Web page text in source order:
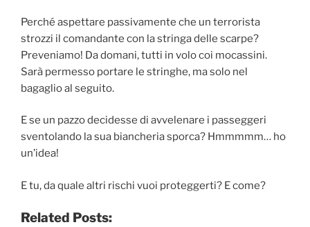
Perché aspettare passivamente che un terrorista
strozzi il comandante con la stringa delle scarpe?
Preveniamo! Da domani, tutti in volo coi mocassini.
Sarà permesso portare le stringhe, ma solo nel
bagaglio al seguito.
E se un pazzo decidesse di avvelenare i passeggeri
sventolando la sua biancheria sporca? Hmmmmm… ho
un’idea!
E tu, da quale altri rischi vuoi proteggerti? E come?
Related Posts: